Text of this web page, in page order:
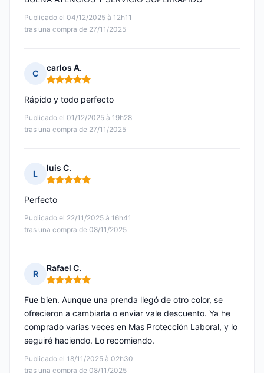
Publicado el 04/12/2025 à 12h11
tras una compra de 27/11/2025
C
carlos A.
Nota: 5 de 5
Publicado el 01/12/2025 à 19h28
tras una compra de 27/11/2025
Rápido y todo perfecto
L
luis C.
Nota: 5 de 5
Publicado el 22/11/2025 à 16h41
tras una compra de 08/11/2025
Perfecto
R
Rafael C.
Nota: 5 de 5
Publicado el 18/11/2025 à 02h30
tras una compra de 08/11/2025
Fue bien. Aunque una prenda llegó de otro color, se
ofrecieron a cambiarla o enviar vale descuento. Ya he
comprado varias veces en Mas Protección Laboral, y lo
seguiré haciendo. Lo recomiendo.